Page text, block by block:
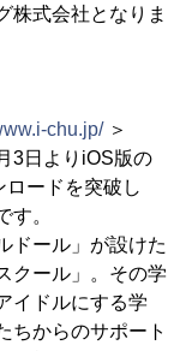
株式会社となりま
chu.jp/＞
3日よりiOS版の
ードを突破し
す。
ドール」が設けた
クール」。その学
イドルにする学
ちからのサポート